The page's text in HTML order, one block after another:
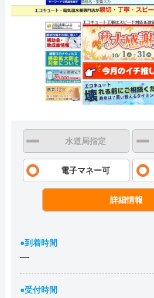
水道局指定
電子マネー可
詳細情報
●到着時間
―
●受付時間